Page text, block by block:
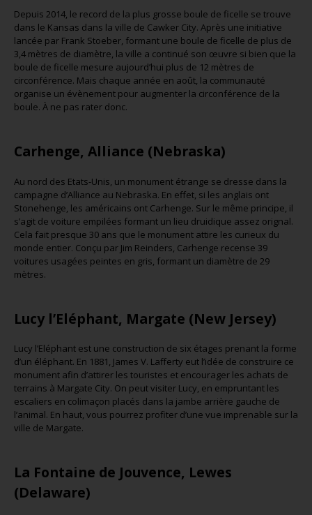
Depuis 2014, le record de la plus grosse boule de ficelle se trouve
dans le Kansas dans la ville de Cawker City. Après une initiative
lancée par Frank Stoeber, formant une boule de ficelle de plus de
3,4 mètres de diamètre, la ville a continué son œuvre si bien que la
boule de ficelle mesure aujourd’hui plus de 12 mètres de
circonférence. Mais chaque année en août, la communauté
organise un évènement pour augmenter la circonférence de la
boule. À ne pas rater donc.
Carhenge, Alliance (Nebraska)
Au nord des Etats-Unis, un monument étrange se dresse dans la
campagne d’Alliance au Nebraska. En effet, si les anglais ont
Stonehenge, les américains ont Carhenge. Sur le même principe, il
s’agit de voiture empilées formant un lieu druidique assez orignal.
Cela fait presque 30 ans que le monument attire les curieux du
monde entier. Conçu par Jim Reinders, Carhenge recense 39
voitures usagées peintes en gris, formant un diamètre de 29
mètres.
Lucy l’Eléphant, Margate (New Jersey)
Lucy l’Eléphant est une construction de six étages prenant la forme
d’un éléphant. En 1881, James V. Lafferty eut l’idée de construire ce
monument afin d’attirer les touristes et encourager les achats de
terrains à Margate City. On peut visiter Lucy, en empruntant les
escaliers en colimaçon placés dans la jambe arrière gauche de
l’animal. En haut, vous pourrez profiter d’une vue imprenable sur la
ville de Margate.
La Fontaine de Jouvence, Lewes
(Delaware)